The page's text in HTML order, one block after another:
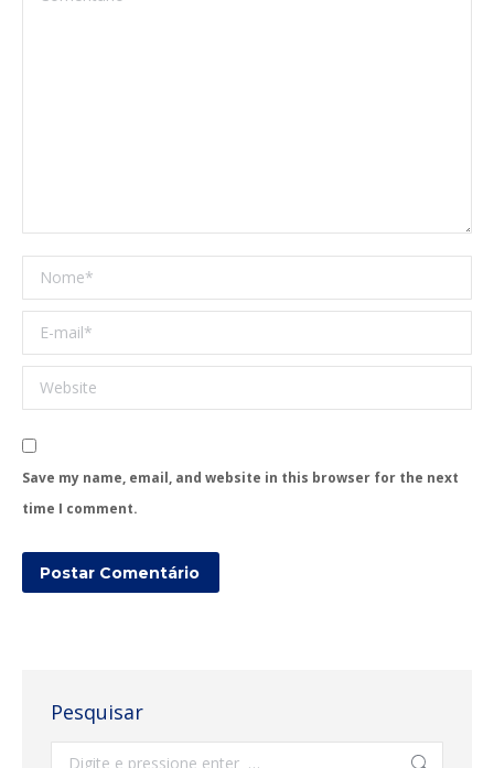
Nome *
E-mail *
Website
Save my name, email, and website in this browser for the next
time I comment.
Postar Comentário
Pesquisar
Search: